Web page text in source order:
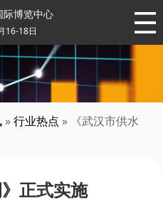
际博览中心
16-18日
»行业热点 » 《武汉市供水
正式实施